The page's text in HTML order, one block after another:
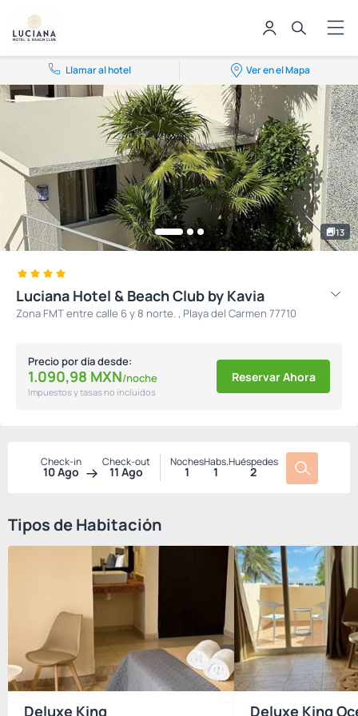
Llamar al hotel Ver en el Mapa
13
Luciana Hotel & Beach Club by Kavia
Zona FMT entre calle 6 y 8 norte. , Playa del Carmen 77710
Precio por día desde:
1.090,98 MXN/noche
Impuestos y tasas no incluidos
Reservar Ahora
Check-in
10 Ago
Check-out
11 Ago
Noches
1
Habs.
1
Huéspedes
2
Tipos de Habitación
Deluxe King Deluxe King